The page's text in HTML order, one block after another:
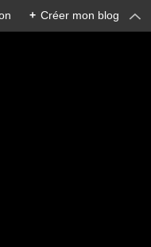
+ Créer mon blog